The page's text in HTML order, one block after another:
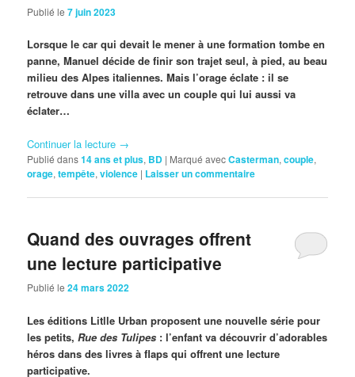
Publié le7 juin 2023
Lorsque le car qui devait le mener à une formation tombe en
panne, Manuel décide de finir son trajet seul, à pied, au beau
milieu des Alpes italiennes. Mais l’orage éclate : il se
retrouve dans une villa avec un couple qui lui aussi va
éclater…
Continuer la lecture →
Publié dans14 ans et plus, BD | Marqué avecCasterman,couple,
orage,tempête,violence | Laisser un commentaire
Quand des ouvrages offrent
une lecture participative
Publié le24 mars 2022
Les éditions Litlle Urban proposent une nouvelle série pour
les petits,Rue des Tulipes : l’enfant va découvrir d’adorables
héros dans des livres à flaps qui offrent une lecture
participative.